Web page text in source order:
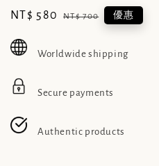
Sale
NT$ 580 Regular
NT$ 700 優惠
Worldwide shipping
Secure payments
Authentic products